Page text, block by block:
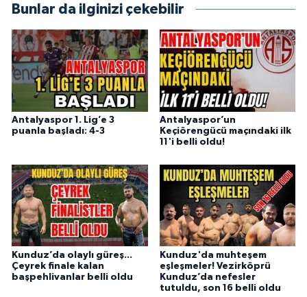
Bunlar da ilginizi çekebilir
Antalyaspor 1. Lig’e 3
puanla başladı: 4-3
Antalyaspor’un
Keçiörengücü maçındaki ilk
11'i belli oldu!
Kunduz’da olaylı güreş...
Çeyrek finale kalan
başpehlivanlar belli oldu
Kunduz'da muhteşem
eşleşmeler! Vezirköprü
Kunduz’da nefesler
tutuldu, son 16 belli oldu